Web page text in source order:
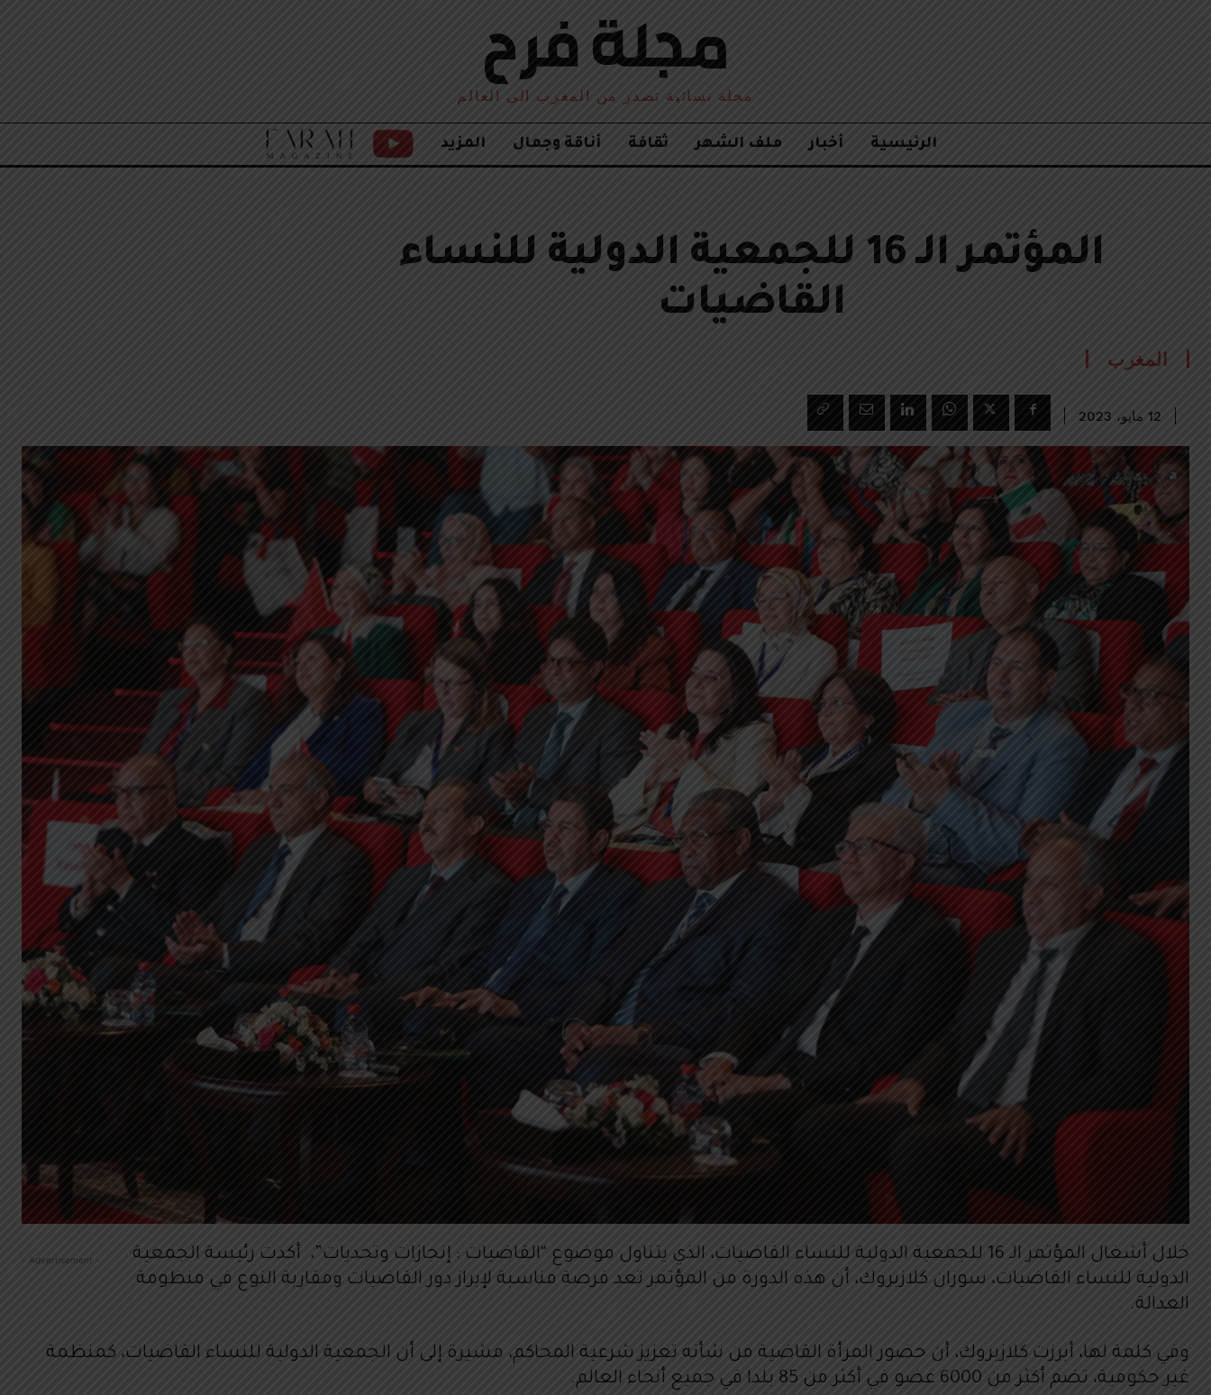
مجلة نسائية تصدر من المغرب الى العالم
الرئيسية أخبار ملف الشهر ثقافة أناقة وجمال المزيد
G
A
Z
N
E
المؤتمر الـ 16 للجمعية الدولية للنساء
القاضيات
المغرب
12 مايو، 2023
- Advertisement -
خلال أشغال المؤتمر الـ 16 للجمعية الدولية للنساء القاضيات، الذي يتناول موضوع “القاضيات : إنجازات وتحديات”، أكدت رئيسة الجمعية
الدولية للنساء القاضيات، سوزان كلازبروك، أن هذه الدورة من المؤتمر تعد فرصة مناسبة لإبراز دور القاضيات ومقاربة النوع في منظومة
العدالة.
وفي كلمة لها، أبرزت كلازبروك، أن حضور المرأة القاضية من شأنه تعزيز شرعية المحاكم، مشيرة إلى أن الجمعية الدولية للنساء القاضيات، كمنظمة
غير حكومية، تضم أكثر من 6000 عضو في أكثر من 85 بلدا في جميع أنحاء العالم.